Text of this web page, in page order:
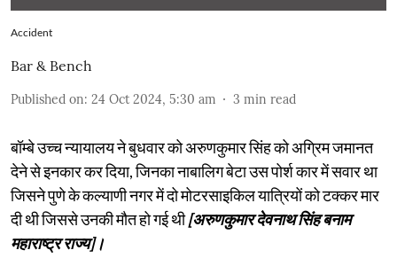
Accident
Bar & Bench
Published on: 24 Oct 2024, 5:30 am 3 min read
बॉम्बे उच्च न्यायालय ने बुधवार को अरुणकुमार सिंह को अग्रिम जमानत
देने से इनकार कर दिया, जिनका नाबालिग बेटा उस पोर्श कार में सवार था
जिसने पुणे के कल्याणी नगर में दो मोटरसाइकिल यात्रियों को टक्कर मार
दी थी जिससे उनकी मौत हो गई थी[अरुणकुमार देवनाथ सिंह बनाम
महाराष्ट्र राज्य]।